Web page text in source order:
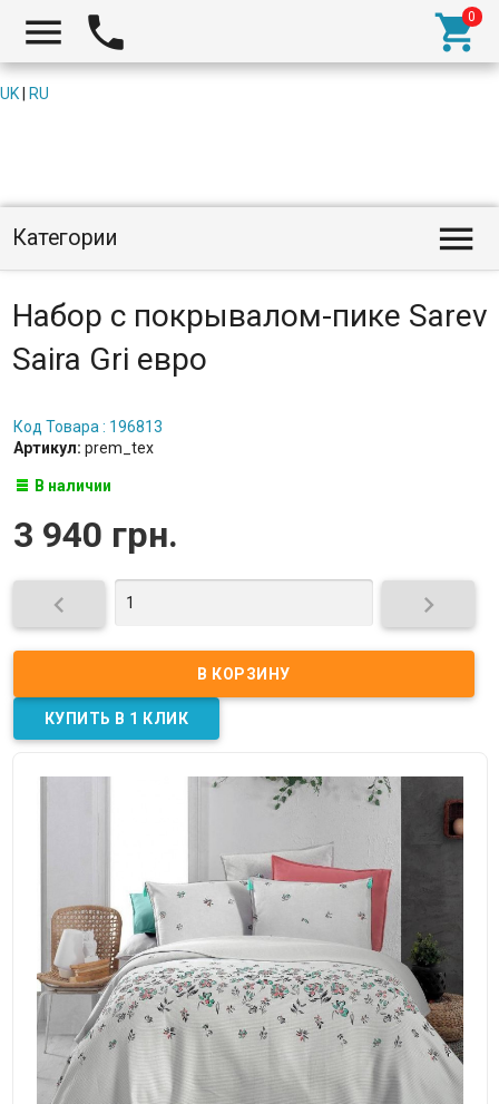
  
UK RU
Категории 
Набор с покрывалом-пике Sarev
Saira Gri евро
Код Товара : 196813
Артикул: prem_tex
В наличии
3 940 грн.
 